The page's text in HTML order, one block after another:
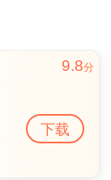
9.8分
下载